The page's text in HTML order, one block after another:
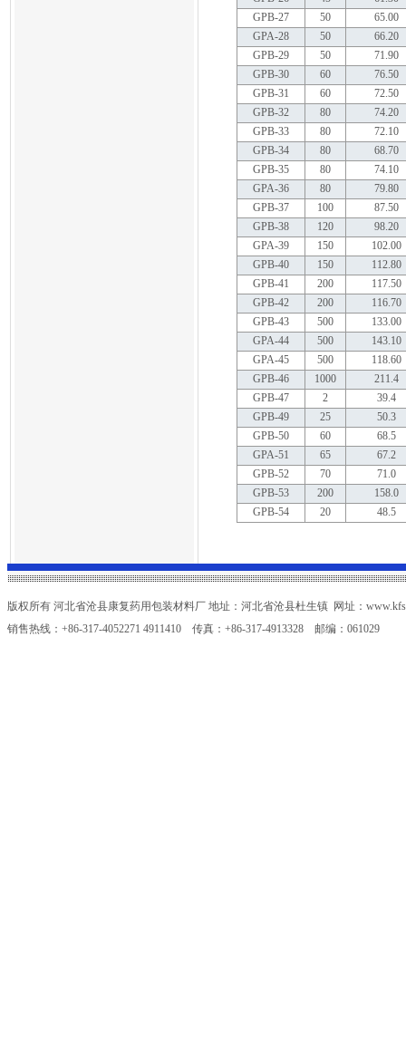
GPB-27
50
65.00
GPA-28
50
66.20
GPB-29
50
71.90
GPB-30
60
76.50
GPB-31
60
72.50
GPB-32
80
74.20
GPB-33
80
72.10
GPB-34
80
68.70
GPB-35
80
74.10
GPA-36
80
79.80
GPB-37
100
87.50
GPB-38
120
98.20
GPA-39
150
102.00
GPB-40
150
112.80
GPB-41
200
117.50
GPB-42
200
116.70
GPB-43
500
133.00
GPA-44
500
143.10
GPA-45
500
118.60
GPB-46
1000
211.4
GPB-47
2
39.4
GPB-49
25
50.3
GPB-50
60
68.5
GPA-51
65
67.2
GPB-52
70
71.0
GPB-53
200
158.0
GPB-54
20 48.5
版权所有 河北省沧县康复药用包装材料厂 地址：河北省沧县杜生镇 网址：
销售热线：+86-317-4052271 4911410 传真：+86-317-4913328 邮编：061029